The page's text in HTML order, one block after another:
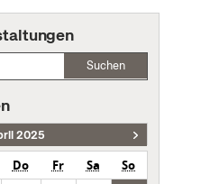
Suchen
2025
Do Fr Sa
So